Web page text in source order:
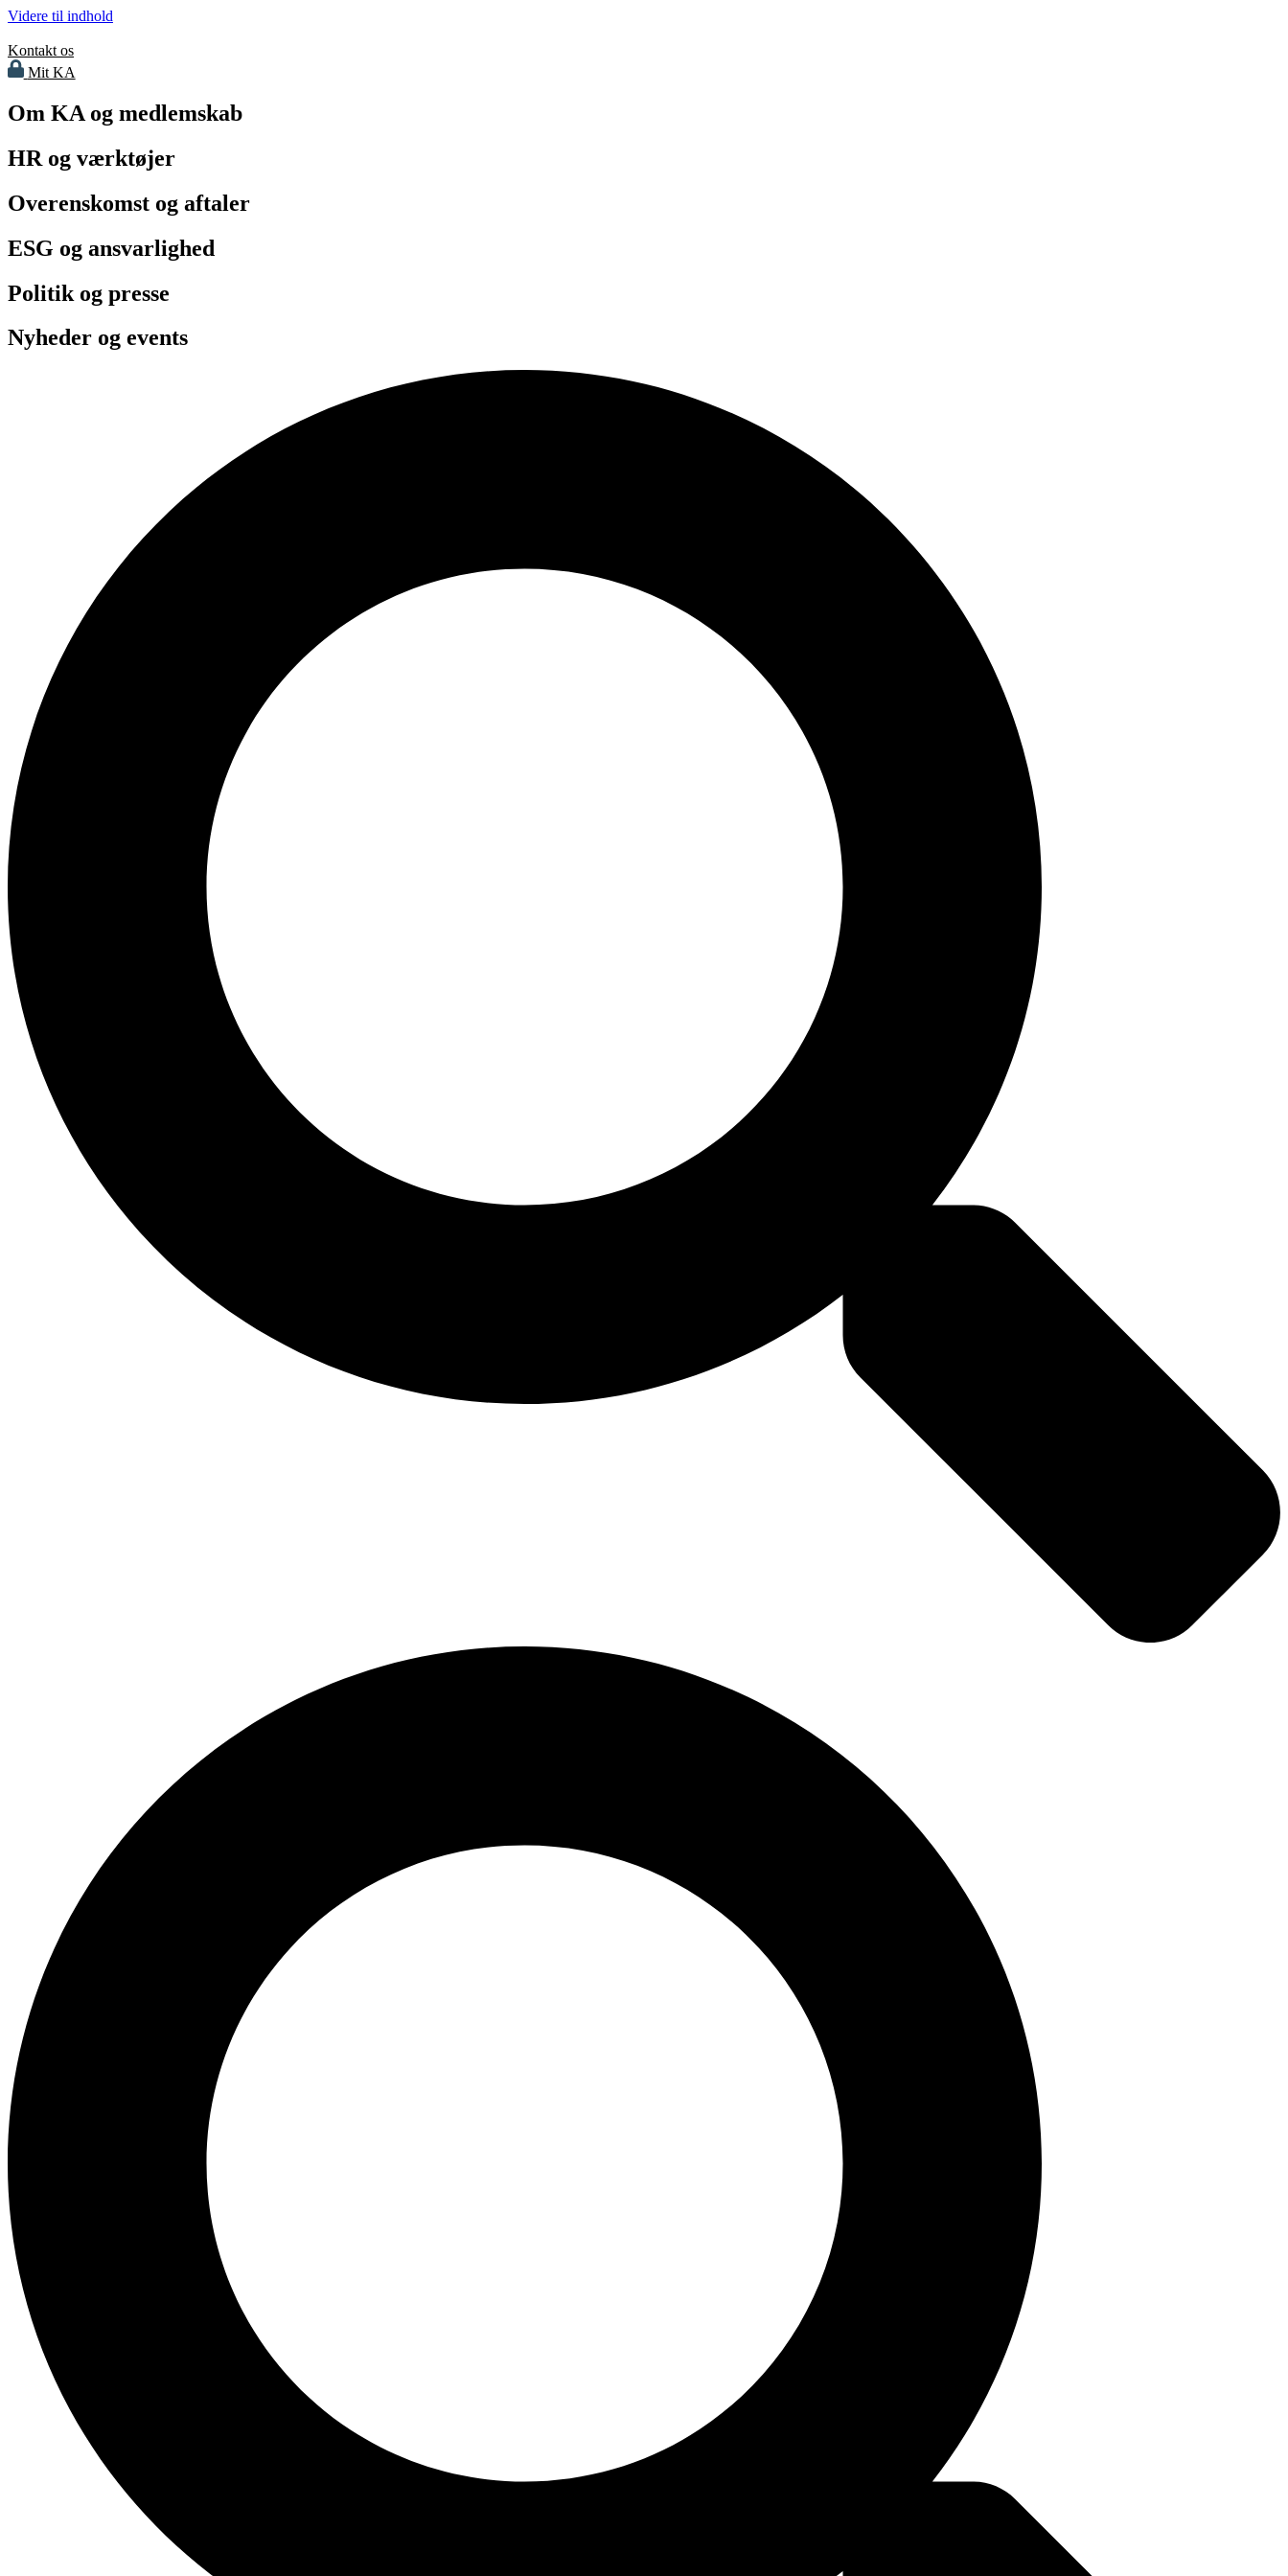
Videre til indhold
Kontakt os
Mit KA
Om KA og medlemskab
HR og værktøjer
Overenskomst og aftaler
ESG og ansvarlighed
Politik og presse
Nyheder og events